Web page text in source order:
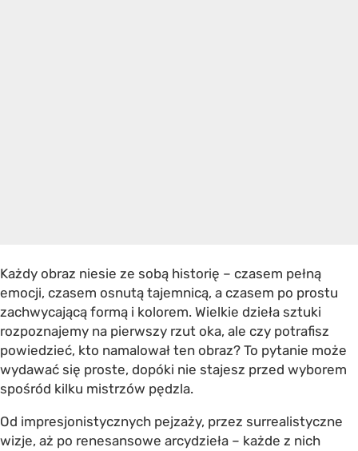
Każdy obraz niesie ze sobą historię – czasem pełną
emocji, czasem osnutą tajemnicą, a czasem po prostu
zachwycającą formą i kolorem. Wielkie dzieła sztuki
rozpoznajemy na pierwszy rzut oka, ale czy potrafisz
powiedzieć, kto namalował ten obraz? To pytanie może
wydawać się proste, dopóki nie stajesz przed wyborem
spośród kilku mistrzów pędzla.
Od impresjonistycznych pejzaży, przez surrealistyczne
wizje, aż po renesansowe arcydzieła – każde z nich